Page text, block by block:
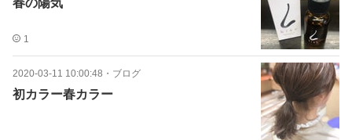
春の陽気
1
2020-03-11 10:00:48 ・ ブログ
初カラー春カラー